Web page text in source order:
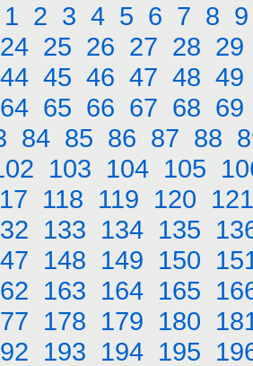
1 2 3 4 5 6 7 8 9
24 25 26 27 28 29
44 45 46 47 48 49
64 65 66 67 68 69
84 85 86 87 88
103 104 105
118 119 120 121
133 134 135
148 149 150
163 164 165
178 179 180
193 194 195